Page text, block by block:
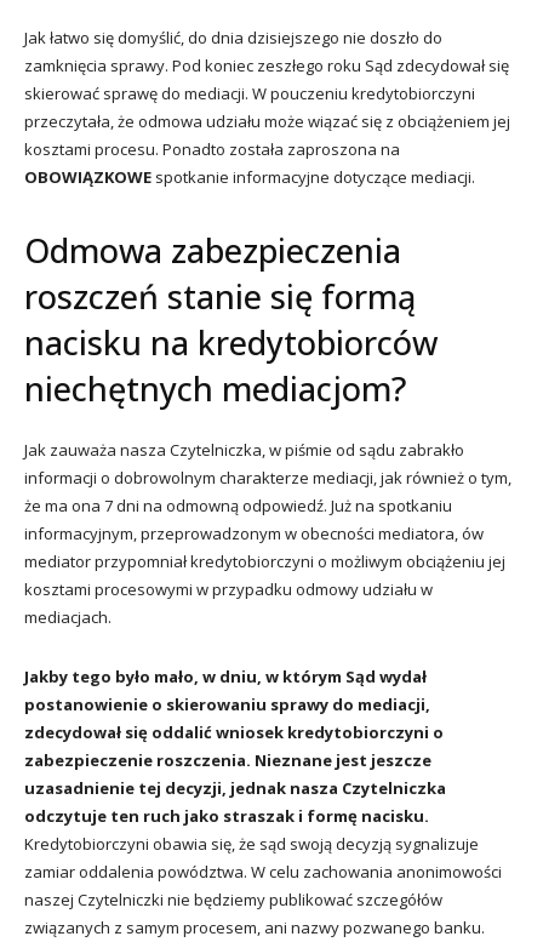
Jak łatwo się domyślić, do dnia dzisiejszego nie doszło do
zamknięcia sprawy. Pod koniec zeszłego roku Sąd zdecydował się
skierować sprawę do mediacji. W pouczeniu kredytobiorczyni
przeczytała, że odmowa udziału może wiązać się z obciążeniem jej
kosztami procesu. Ponadto została zaproszona na
OBOWIĄZKOWE spotkanie informacyjne dotyczące mediacji.
Odmowa zabezpieczenia
roszczeń stanie się formą
nacisku na kredytobiorców
niechętnych mediacjom?
Jak zauważa nasza Czytelniczka, w piśmie od sądu zabrakło
informacji o dobrowolnym charakterze mediacji, jak również o tym,
że ma ona 7 dni na odmowną odpowiedź. Już na spotkaniu
informacyjnym, przeprowadzonym w obecności mediatora, ów
mediator przypomniał kredytobiorczyni o możliwym obciążeniu jej
kosztami procesowymi w przypadku odmowy udziału w
mediacjach.
Jakby tego było mało, w dniu, w którym Sąd wydał
postanowienie o skierowaniu sprawy do mediacji,
zdecydował się oddalić wniosek kredytobiorczyni o
zabezpieczenie roszczenia. Nieznane jest jeszcze
uzasadnienie tej decyzji, jednak nasza Czytelniczka
odczytuje ten ruch jako straszak i formę nacisku.
Kredytobiorczyni obawia się, że sąd swoją decyzją sygnalizuje
zamiar oddalenia powództwa. W celu zachowania anonimowości
naszej Czytelniczki nie będziemy publikować szczegółów
związanych z samym procesem, ani nazwy pozwanego banku.